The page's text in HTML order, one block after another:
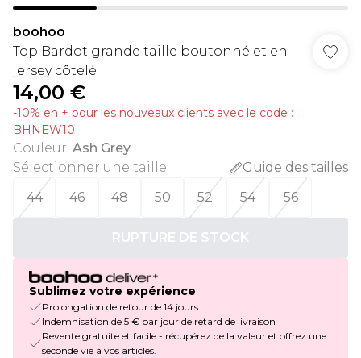
boohoo
Top Bardot grande taille boutonné et en
jersey côtelé
14,00 €
-10% en + pour les nouveaux clients avec le code :
BHNEW10
Couleur: Ash Grey
Sélectionner une taille:
Guide des tailles
44
46 48 50 52 54 56
RUPTURE DE STOCK
Sublimez votre expérience
Prolongation de retour de 14 jours
Indemnisation de 5 € par jour de retard de livraison
Revente gratuite et facile - récupérez de la valeur et offrez une
seconde vie à vos articles.